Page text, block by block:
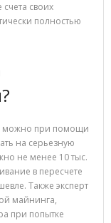
своих
полностью
можно при помощи
на серьезную
не менее 10 тыс.
в пересчете
Также эксперт
майнинга,
при попытке